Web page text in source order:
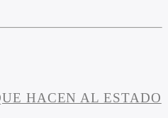
HACEN AL ESTADO